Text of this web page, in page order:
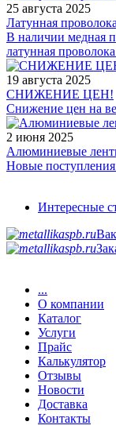
25 августа 2025
Латунная проволока
В наличии медная
латунная
19 августа 2025
СНИЖЕНИЕ ЦЕН!
Снижение цен на
2 июня 2025
Алюминиевые
Новые
Интересные
...
О компании
Каталог
Услуги
Прайс
Калькулятор
Отзывы
Новости
Доставка
Контакты